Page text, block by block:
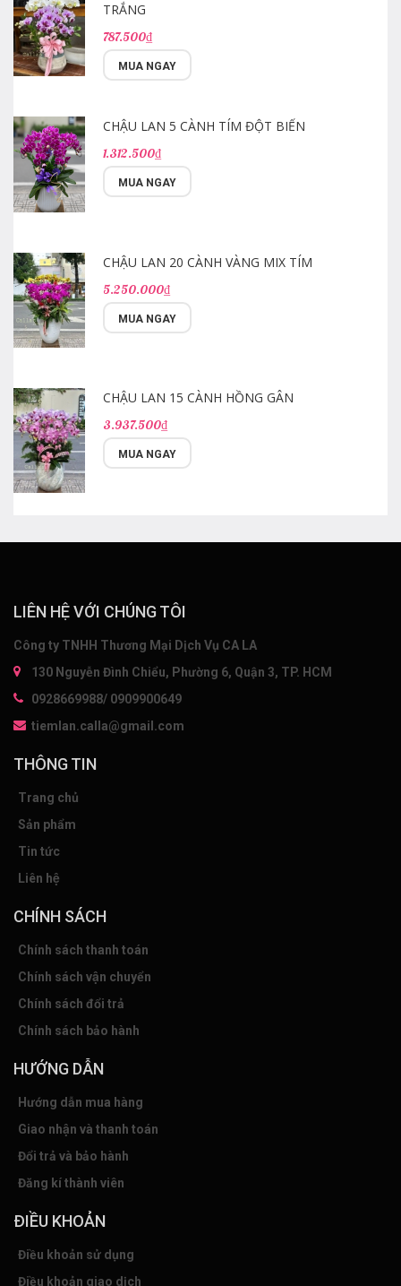
TRẮNG
787.500₫
MUA NGAY
CHẬU LAN 5 CÀNH TÍM ĐỘT BIẾN
1.312.500₫
MUA NGAY
CHẬU LAN 20 CÀNH VÀNG MIX TÍM
5.250.000₫
MUA NGAY
CHẬU LAN 15 CÀNH HỒNG GÂN
3.937.500₫
MUA NGAY
LIÊN HỆ VỚI CHÚNG TÔI
Công ty TNHH Thương Mại Dịch Vụ CA LA
130 Nguyễn Đình Chiểu, Phường 6, Quận 3, TP. HCM
0928669988/ 0909900649
tiemlan.calla@gmail.com
THÔNG TIN
Trang chủ
Sản phẩm
Tin tức
Liên hệ
CHÍNH SÁCH
Chính sách thanh toán
Chính sách vận chuyển
Chính sách đổi trả
Chính sách bảo hành
HƯỚNG DẪN
Hướng dẫn mua hàng
Giao nhận và thanh toán
Đổi trả và bảo hành
Đăng kí thành viên
ĐIỀU KHOẢN
Điều khoản sử dụng
Điều khoản giao dịch